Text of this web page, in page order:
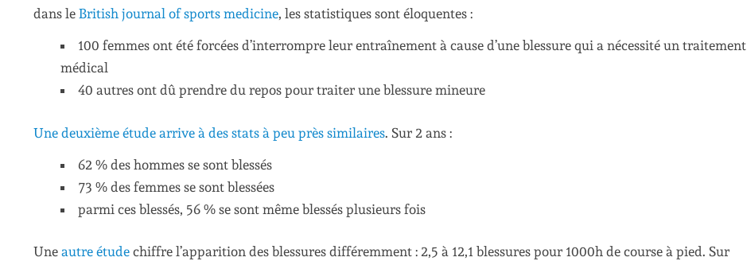
dans le British journal of sports medicine, les statistiques sont éloquentes :
100 femmes ont été forcées d’interrompre leur entraînement à cause d’une blessure qui a nécessité un traitement
médical
40 autres ont dû prendre du repos pour traiter une blessure mineure
Une deuxième étude arrive à des stats à peu près similaires. Sur 2 ans :
62 % des hommes se sont blessés
73 % des femmes se sont blessées
parmi ces blessés, 56 % se sont même blessés plusieurs fois
Une autre étude chiffre l’apparition des blessures différemment : 2,5 à 12,1 blessures pour 1000h de course à pied. Sur